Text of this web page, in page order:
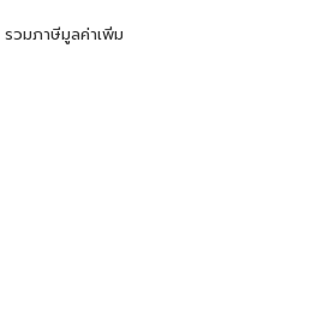
รวมภาษีมูลค่าเพิ่ม